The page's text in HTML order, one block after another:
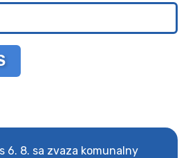
6. 8. sa zvaza komunalny